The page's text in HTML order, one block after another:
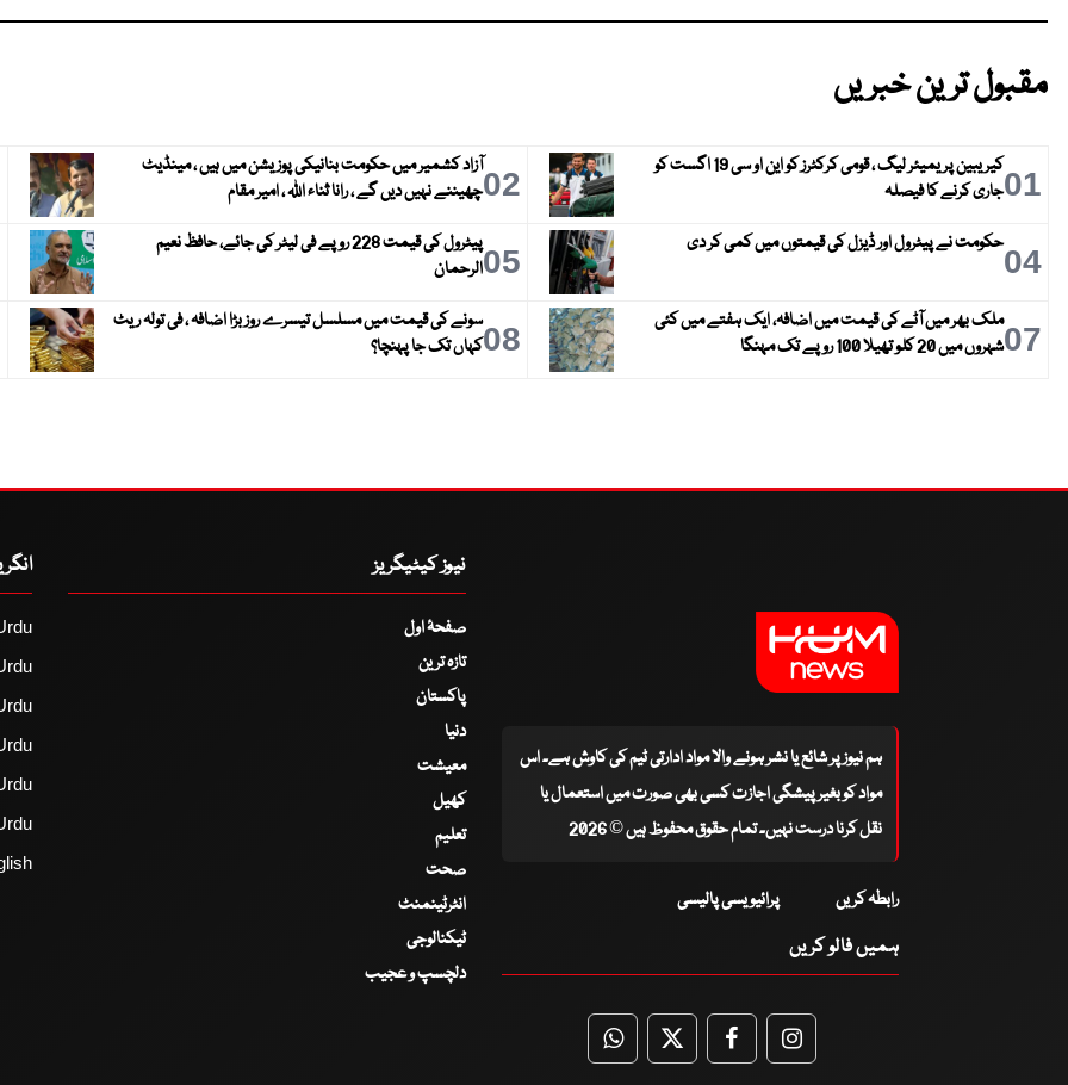
مقبول ترین خبریں
01
کیریبین پریمیئر لیگ ، قومی کرکٹرز کو این او سی 19 اگست کو
جاری کرنے کا فیصلہ
02آزاد کشمیر میں حکومت بنانیکی پوزیشن میں ہیں ، مینڈیٹ
چھیننے نہیں دیں گے ، رانا ثناء اللہ ، امیر مقام
04حکومت نے پیٹرول اور ڈیزل کی قیمتوں میں کمی کر دی 05
پیٹرول کی قیمت 228 روپے فی لیٹر کی جائے، حافظ نعیم
الرحمان
07ملک بھر میں آٹے کی قیمت میں اضافہ، ایک ہفتے میں کئی
شہروں میں 20 کلو تھیلا 100 روپے تک مہنگا
08سونے کی قیمت میں مسلسل تیسرے روز بڑا اضافہ ، فی تولہ ریٹ
کہاں تک جا پہنچا؟
ہم نیوز پر شائع یا نشر ہونے والا مواد ادارتی ٹیم کی کاوش ہے۔ اس
مواد کو بغیر پیشگی اجازت کسی بھی صورت میں استعمال یا
نقل کرنا درست نہیں۔ تمام حقوق محفوظ ہیں © 2026
رابطہ کریں پرائیویسی پالیسی
ہمیں فالو کریں
WhatsApp
TwitterFacebookFacebook
نیوز کیٹیگریز
صفحۂ اول
تازہ ترین
پاکستان
دنیا
معیشت
کھیل
تعلیم
صحت
انٹرٹینمنٹ
ٹیکنالوجی
دلچسپ و عجیب